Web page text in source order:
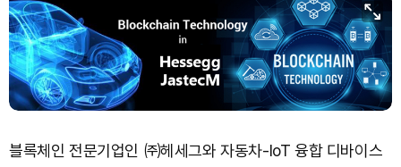
블록체인 전문기업인 ㈜헤세그와 자동차-IoT 융합 디바이스